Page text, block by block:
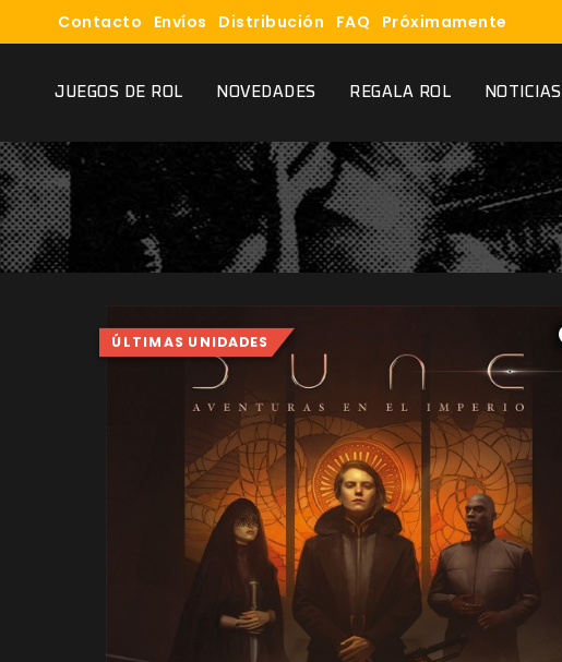
Contacto Envíos Distribución FAQ Próximamente
JUEGOS DE ROL NOVEDADES REGALA ROL NOTICIAS
ÚLTIMAS UNIDADES